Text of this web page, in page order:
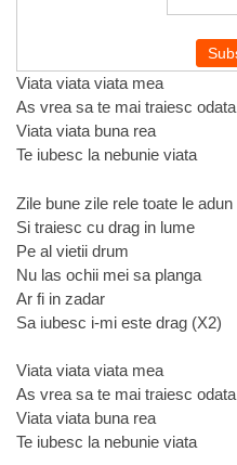
Viata viata viata mea
As vrea sa te mai traiesc odata
Viata viata buna rea
Te iubesc la nebunie viata
Zile bune zile rele toate le adun
Si traiesc cu drag in lume
Pe al vietii drum
Nu las ochii mei sa planga
Ar fi in zadar
Sa iubesc i-mi este drag (X2)
Viata viata viata mea
As vrea sa te mai traiesc odata
Viata viata buna rea
Te iubesc la nebunie viata